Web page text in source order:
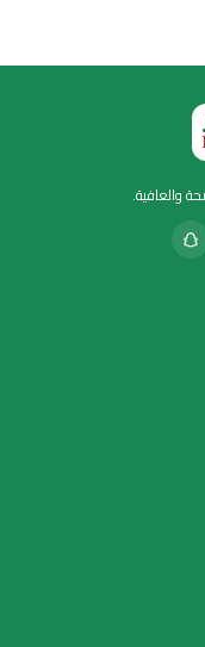
والعافية.